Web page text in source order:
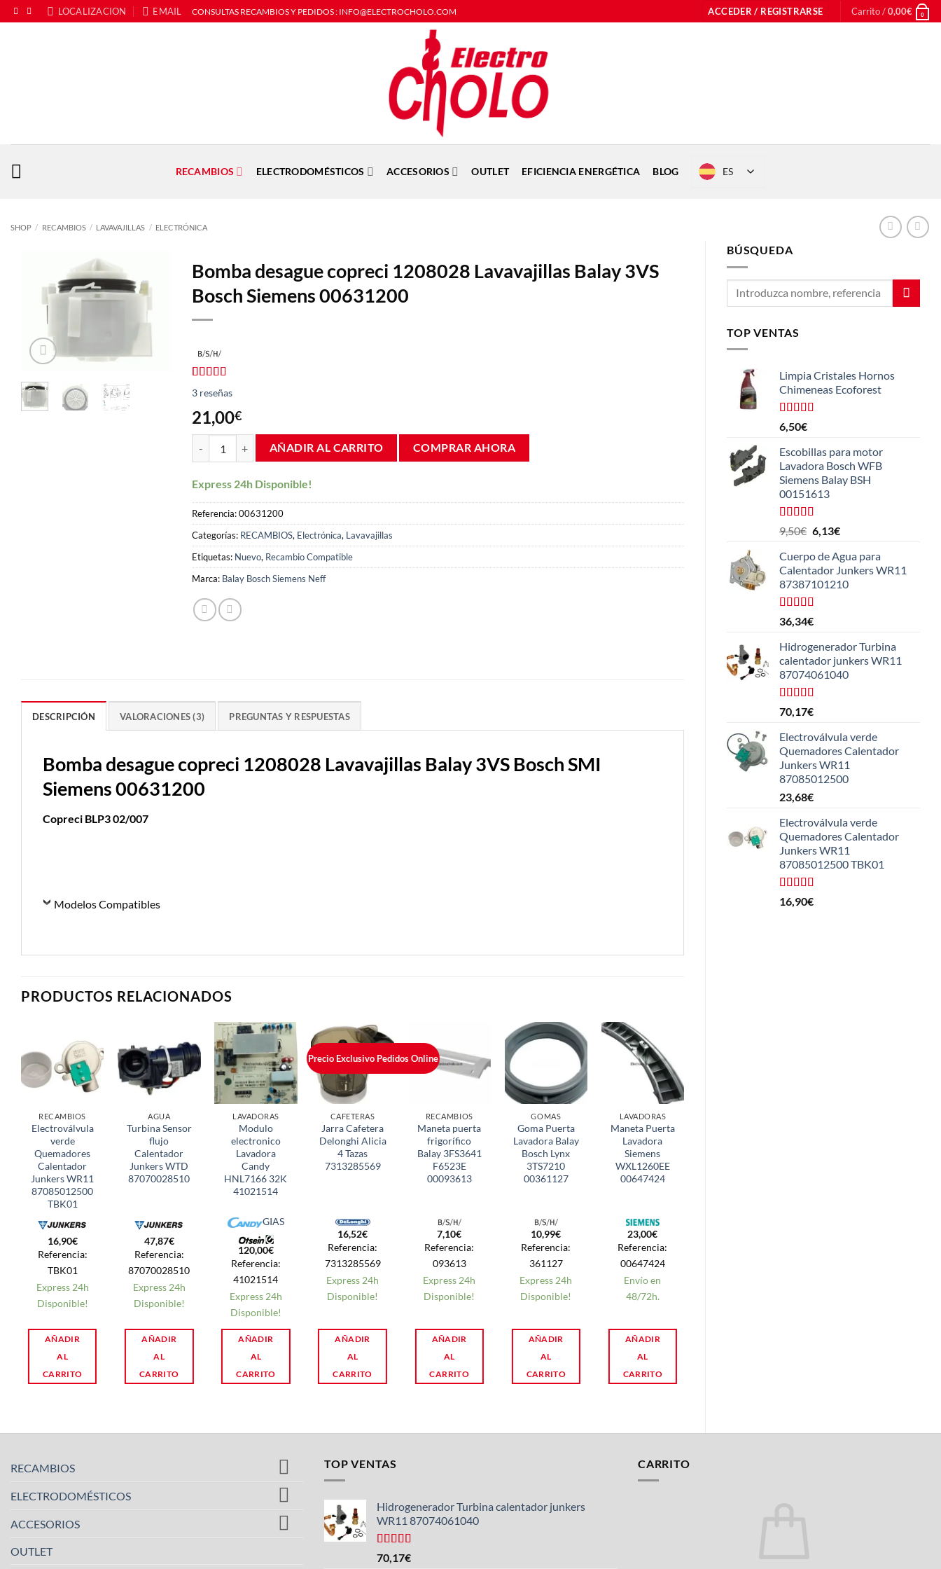
Saltar
al
LOCALIZACION EMAIL CONSULTAS RECAMBIOS Y PEDIDOS : INFO@ELECTROCHOLO.COM ACCEDER / REGISTRARSE Carrito /0,00€ 0
RECAMBIOS ELECTRODOMÉSTICOS ACCESORIOS OUTLET EFICIENCIA ENERGÉTICA BLOG ES
SHOP / RECAMBIOS / LAVAVAJILLAS / ELECTRÓNICA
BÚSQUEDA
TOP VENTAS
Limpia Cristales Hornos
Chimeneas Ecoforest
Valorado
con
de 5
6,50€
Escobillas para motor
Lavadora Bosch WFB
Siemens Balay BSH
00151613
Valorado
con
de
5
9,50€ El
original
era:
9,50€.
6,13€El
actual
es:
6,13€.
Cuerpo de Agua para
Calentador Junkers WR11
87387101210
Valorado
con
de 5
36,34€
Hidrogenerador Turbina
calentador junkers WR11
87074061040
Valorado
con
5
70,17€
Electroválvula verde
Quemadores Calentador
Junkers WR11
87085012500
23,68€
Electroválvula verde
Quemadores Calentador
Junkers WR11
87085012500 TBK01
Valorado
con
16,90€
Bomba desague copreci 1208028 Lavavajillas Balay 3VS
Bosch Siemens 00631200
Valorado
con4.67de
5 en base a
3
valoraciones
de clientes
3 reseñas
21,00€
Bomba desague copreci 1208028 Lavavajillas Balay 3VS Bosch Siemens 00631200 cantidad
AÑADIR AL CARRITO COMPRAR AHORA
Express 24h Disponible!
Referencia:00631200
Categorías: RECAMBIOS, Electrónica, Lavavajillas
Etiquetas: Nuevo, Recambio Compatible
Marca: Balay Bosch Siemens Neff
DESCRIPCIÓN VALORACIONES (3) PREGUNTAS Y RESPUESTAS
Bomba desague copreci 1208028 Lavavajillas Balay 3VS Bosch SMI
Siemens 00631200
Copreci BLP3 02/007
Modelos Compatibles
PRODUCTOS RELACIONADOS
RECAMBIOS
Electroválvula
verde
Quemadores
Calentador
Junkers WR11
87085012500
TBK01
16,90€
Referencia:
TBK01
Express 24h
Disponible!
AÑADIR
AL
CARRITO
AGUA
Turbina Sensor
flujo
Calentador
Junkers WTD
87070028510
47,87€
Referencia:
87070028510
Express 24h
Disponible!
AÑADIR
AL
CARRITO
LAVADORAS
Modulo
electronico
Lavadora
Candy
HNL7166 32K
41021514
GIAS
120,00€
Referencia:
41021514
Express 24h
Disponible!
AÑADIR
AL
CARRITO
Precio Exclusivo Pedidos Online
CAFETERAS
Jarra Cafetera
Delonghi Alicia
4 Tazas
7313285569
16,52€
Referencia:
7313285569
Express 24h
Disponible!
AÑADIR
AL
CARRITO
RECAMBIOS
Maneta puerta
frigorífico
Balay 3FS3641
F6523E
00093613
7,10€
Referencia:
093613
Express 24h
Disponible!
AÑADIR
AL
CARRITO
GOMAS
Goma Puerta
Lavadora Balay
Bosch Lynx
3TS7210
00361127
10,99€
Referencia:
361127
Express 24h
Disponible!
AÑADIR
AL
CARRITO
LAVADORAS
Maneta Puerta
Lavadora
Siemens
WXL1260EE
00647424
23,00€
Referencia:
00647424
Envío en
48/72h.
AÑADIR
AL
CARRITO
RECAMBIOS
ELECTRODOMÉSTICOS
ACCESORIOS
OUTLET
TOP VENTAS
Hidrogenerador Turbina calentador junkers
WR11 87074061040
Valorado
con
70,17€
CARRITO